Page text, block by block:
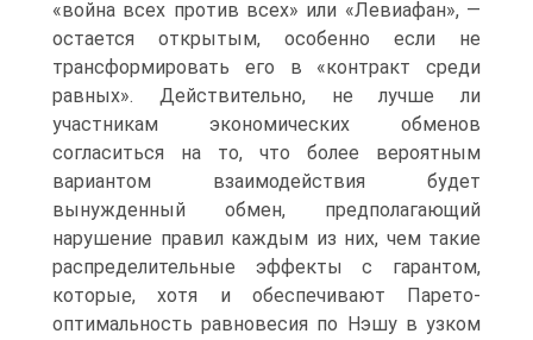
«война всех против всех» или «Левиафан», —
остается открытым, особенно если не
трансформировать его в «контракт среди
равных». Действительно, не лучше ли
участникам экономических обменов
согласиться на то, что более вероятным
вариантом взаимодействия будет
вынужденный обмен, предполагающий
нарушение правил каждым из них, чем такие
распределительные эффекты с гарантом,
которые, хотя и обеспечивают Парето-
оптимальность равновесия по Нэшу в узком